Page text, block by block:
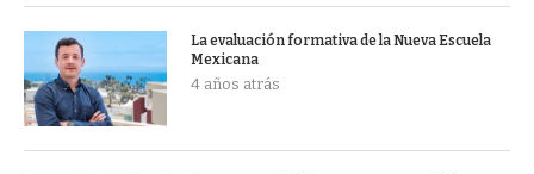
La evaluación formativa de la Nueva Escuela
Mexicana
4 años atrás